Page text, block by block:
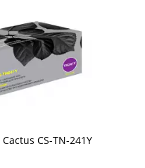
CS-TN-241Y